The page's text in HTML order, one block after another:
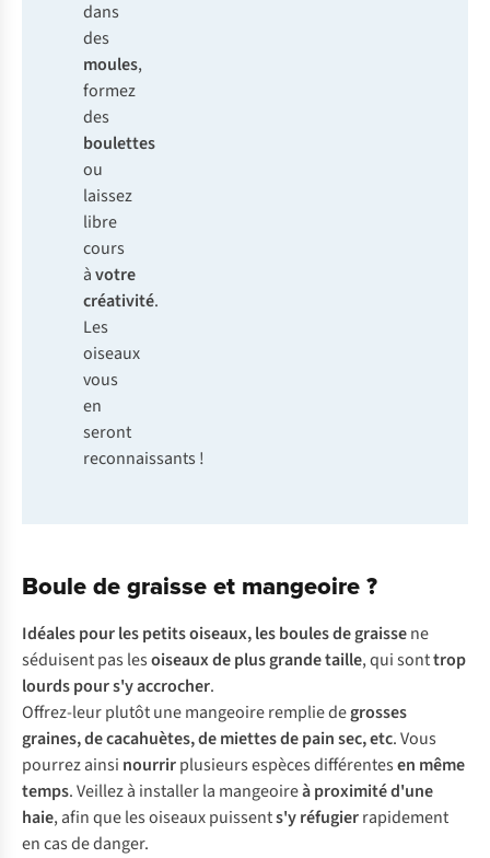
dans
des
moules,
formez
des
boulettes
ou
laissez
libre
cours
àvotre
créativité.
Les
oiseaux
vous
en
seront
reconnaissants !
Boule de graisse et mangeoire ?
Idéales pour les petits oiseaux, les boules de graissene
séduisent pas lesoiseaux de plus grande taille, qui sonttrop
lourds pour s'y accrocher.
Offrez-leur plutôt une mangeoire remplie degrosses
graines, de cacahuètes, de miettes de pain sec, etc. Vous
pourrez ainsi nourrirplusieurs espèces différentesen même
temps. Veillez à installer la mangeoireà proximité d'une
haie, afin que les oiseaux puissents'y réfugierrapidement
en cas de danger.